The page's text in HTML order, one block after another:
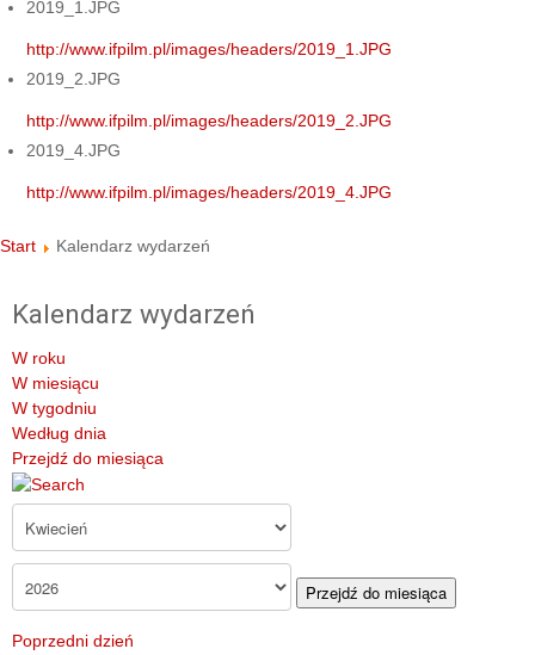
2019_1.JPG
http://www.ifpilm.pl/images/headers/2019_1.JPG
2019_2.JPG
http://www.ifpilm.pl/images/headers/2019_2.JPG
2019_4.JPG
http://www.ifpilm.pl/images/headers/2019_4.JPG
Start Kalendarz wydarzeń
Kalendarz wydarzeń
W roku
W miesiącu
W tygodniu
Według dnia
Przejdź do miesiąca
Przejdź do miesiąca
Poprzedni dzień